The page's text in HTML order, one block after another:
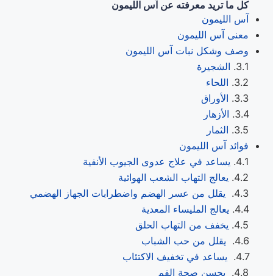
كل ما تريد معرفته عن آس الليمون
آس الليمون
معنى آس الليمون
وصف وشكل نبات آس الليمون
الشجيرة
اللحاء
الأوراق
الأزهار
الثمار
فوائد آس الليمون
يساعد في علاج عدوى الجيوب الأنفية
يعالج التهاب الشعب الهوائية
يقلل من عسر الهضم واضطرابات الجهاز الهضمي
يعالج المليساء المعدية
يخفف من التهاب الحلق
يقلل من حب الشباب
يساعد في تخفيف الاكتئاب
يحسن صحة الفم